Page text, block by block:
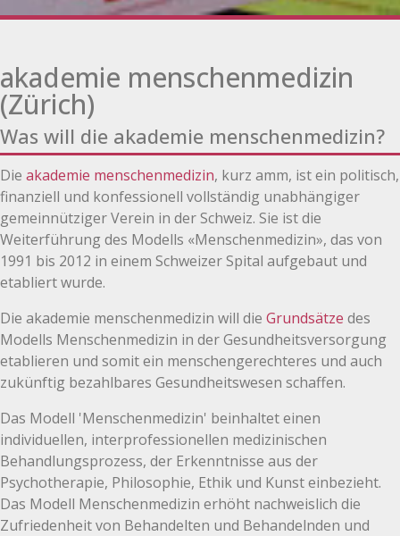
akademie menschenmedizin
(Zürich)
Was will die akademie menschenmedizin?
Die akademie menschenmedizin, kurz amm, ist ein politisch,
finanziell und konfessionell vollständig unabhängiger
gemeinnütziger Verein in der Schweiz. Sie ist die
Weiterführung des Modells «Menschenmedizin», das von
1991 bis 2012 in einem Schweizer Spital aufgebaut und
etabliert wurde.
Die akademie menschenmedizin will die Grundsätze des
Modells Menschenmedizin in der Gesundheitsversorgung
etablieren und somit ein menschengerechteres und auch
zukünftig bezahlbares Gesundheitswesen schaffen.
Das Modell 'Menschenmedizin' beinhaltet einen
individuellen, interprofessionellen medizinischen
Behandlungsprozess, der Erkenntnisse aus der
Psychotherapie, Philosophie, Ethik und Kunst einbezieht.
Das Modell Menschenmedizin erhöht nachweislich die
Zufriedenheit von Behandelten und Behandelnden und